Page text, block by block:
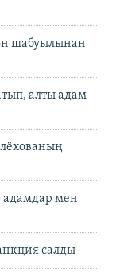
шабуылынан
алты адам
адамдар мен
салды